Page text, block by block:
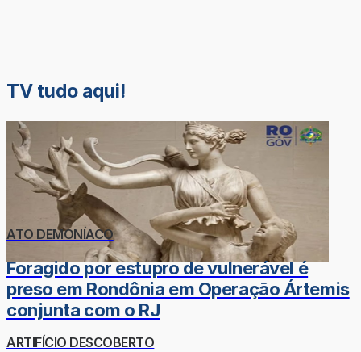
TV tudo aqui!
ATO DEMONÍACO
Foragido por estupro de vulnerável é
preso em Rondônia em Operação Ártemis
conjunta com o RJ
ARTIFÍCIO DESCOBERTO